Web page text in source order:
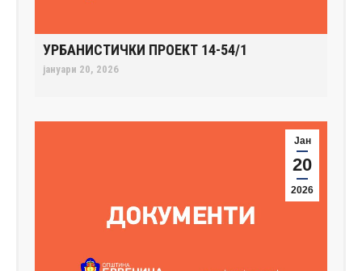
УРБАНИСТИЧКИ ПРОЕКТ 14-54/1
јануари 20, 2026
Јан
20
2026